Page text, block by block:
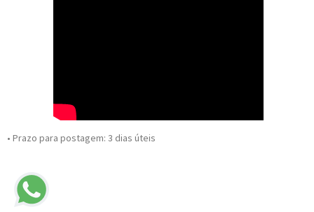
• Prazo para postagem: 3 dias úteis